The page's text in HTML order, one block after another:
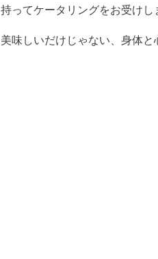
持ってケータリングをお受けし
美味しいだけじゃない、身体